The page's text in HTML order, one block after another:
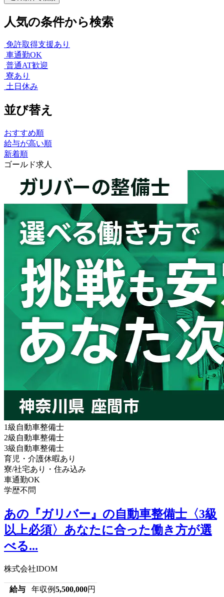
人気の条件から検索
免許取得支援あり
車通勤OK
普通AT歓迎
寮あり
土日休み
並び替え
おすすめ順
給与が高い順
新着順
ゴールド求人
1級自動車整備士
2級自動車整備士
3級自動車整備士
育児・介護休暇あり
寮/社宅あり・住み込み
車通勤OK
学歴不問
あの『ガリバー』の自動車整備士〈3級
以上必須〉あなたに合った働き方が選
べる...
株式会社IDOM
給与 年収例5,500,000円